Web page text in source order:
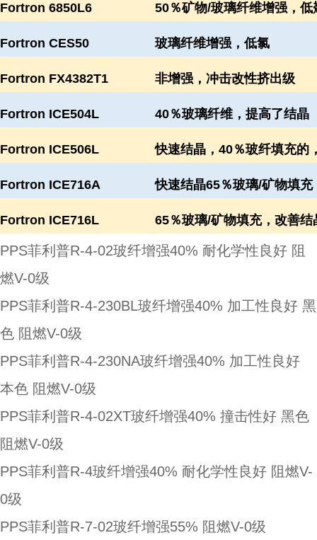
Fortron 6850L6 50％矿物/玻璃纤维增强，
Fortron CES50 玻璃纤维增强，低氯
Fortron FX4382T1 非增强，冲击改性挤出级
Fortron ICE504L 40％玻璃纤维，提高了结晶
Fortron ICE506L 快速结晶，40％玻纤填充的
Fortron ICE716A 快速结晶65％玻璃/矿物填充
Fortron ICE716L 65％玻璃/矿物填充，改善结
PPS菲利普R-4-02玻纤增强40% 耐化学性良好 阻
燃V-0级
PPS菲利普R-4-230BL玻纤增强40% 加工性良好 黑
色 阻燃V-0级
PPS菲利普R-4-230NA玻纤增强40% 加工性良好
本色 阻燃V-0级
PPS菲利普R-4-02XT玻纤增强40% 撞击性好 黑色
阻燃V-0级
PPS菲利普R-4玻纤增强40% 耐化学性良好 阻燃V-
0级
PPS菲利普R-7-02玻纤增强55% 阻燃V-0级